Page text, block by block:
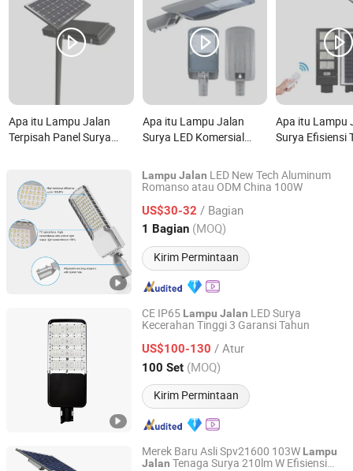
Apa itu Lampu Jalan
Terpisah Panel Surya
Apa itu Lampu Jalan
Surya LED Komersial
Baterai Lithium
Berkualitas Tinggi Grosir
Apa itu Lampu
Surya Efisiensi
Cerdas
Lampu Jalan LED New Tech Aluminum
Romanso atau ODM China 100W
US$30-32 / Bagian
1 Bagian (MOQ)
Kirim Permintaan
Shenzhen Romanso Electronic Co., Ltd.
Guangdong, China Harga mulai 2021
CE IP65 Lampu Jalan LED Surya
Kecerahan Tinggi 3 Garansi Tahun
US$100-130 / Atur
100 Set (MOQ)
Kirim Permintaan
Jiangsu Shixin Electric Group Co., Ltd.
Jiangsu, China Harga mulai 2013
Merek Baru Asli Spv21600 103W Lampu
Jalan Tenaga Surya 210lm W Efisiensi